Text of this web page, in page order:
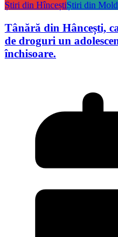
Știri din HînceștiȘtiri din
Tânără din Hâncești,
de droguri un
închisoare.